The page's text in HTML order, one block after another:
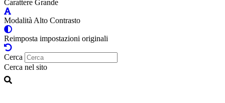
Carattere Grande
Modalità Alto Contrasto
Reimposta impostazioni originali
Cerca
Cerca nel sito